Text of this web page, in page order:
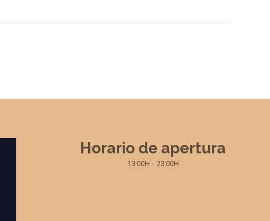
Horario de apertura
13:00H - 23:00H